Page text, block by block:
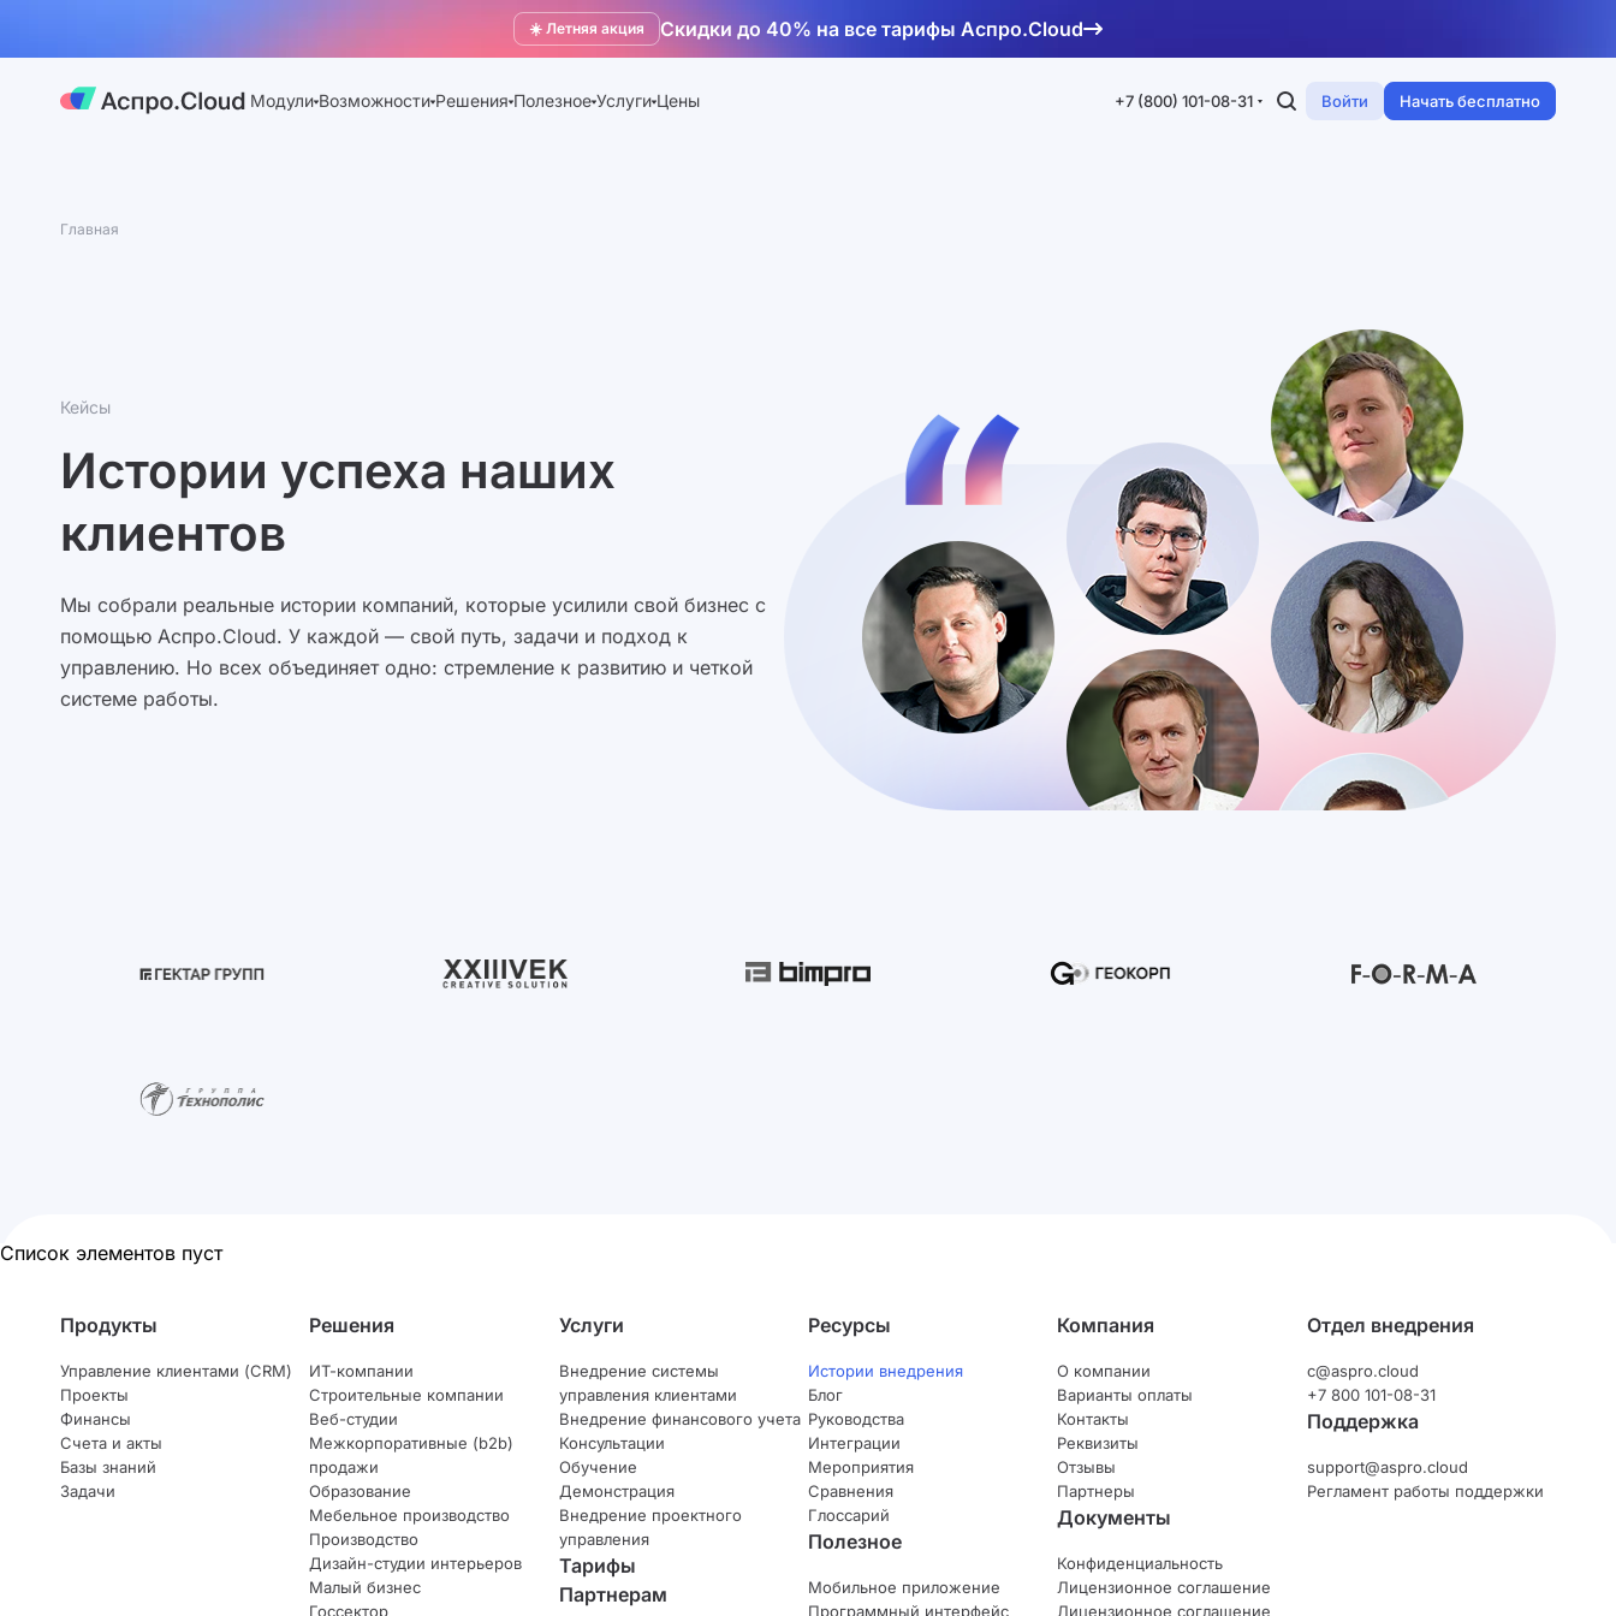
☀️ Летняя акция Скидки до 40% на все тарифы Аспро.Cloud
Модули Возможности Решения Полезное Услуги Цены +7 (800) 101-08-31 Войти Начать бесплатно
Главная
Кейсы
Истории успеха наших
клиентов
Мы собрали реальные истории компаний, которые усилили свой бизнес с
помощью Аспро.Cloud. У каждой — свой путь, задачи и подход к
управлению. Но всех объединяет одно: стремление к развитию и четкой
системе работы.
Список элементов пуст
Продукты
Управление клиентами (CRM)
Проекты
Финансы
Счета и акты
Базы знаний
Задачи
Решения
ИТ-компании
Строительные компании
Веб-студии
Межкорпоративные (b2b)
продажи
Образование
Мебельное производство
Производство
Дизайн-студии интерьеров
Малый бизнес
Госсектор
Услуги
Внедрение системы
управления клиентами
Внедрение финансового учета
Консультации
Обучение
Демонстрация
Внедрение проектного
управления
Тарифы
Партнерам
Ресурсы
Истории внедрения
Блог
Руководства
Интеграции
Мероприятия
Сравнения
Глоссарий
Полезное
Мобильное приложение
Программный интерфейс
Компания
О компании
Варианты оплаты
Контакты
Реквизиты
Отзывы
Партнеры
Документы
Конфиденциальность
Лицензионное соглашение
Лицензионное соглашение
Отдел внедрения
c@aspro.cloud
+7 800 101-08-31
Поддержка
support@aspro.cloud
Регламент работы поддержки